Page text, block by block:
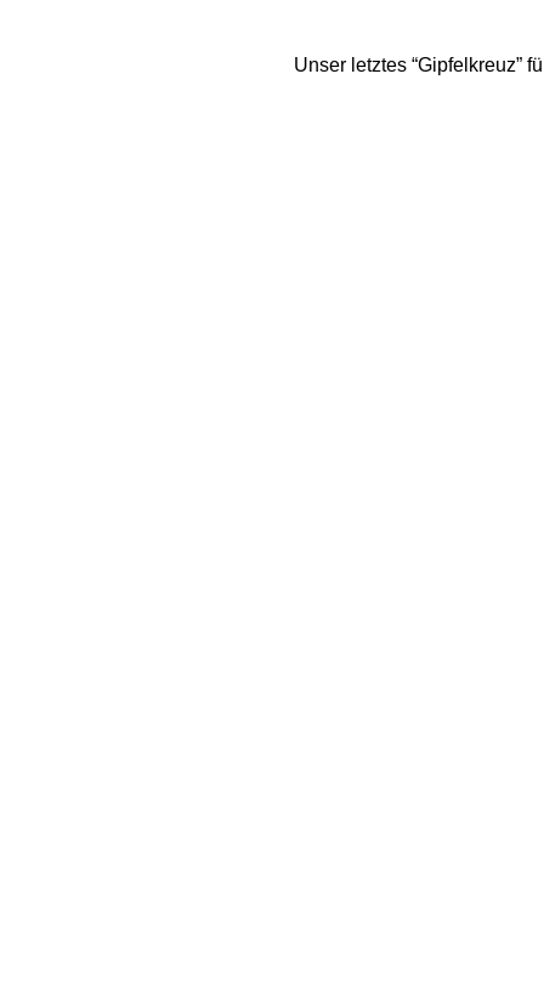
Unser letztes “Gipfelkreuz”